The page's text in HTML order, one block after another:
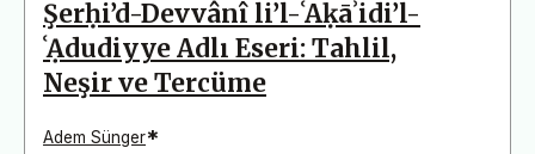
Şerḥi’d-Devvânî li’l-ʿAḳāʾidi’l-
ʿẠdudiyye Adlı Eseri: Tahlil,
Neşir ve Tercüme
Adem Sünger*